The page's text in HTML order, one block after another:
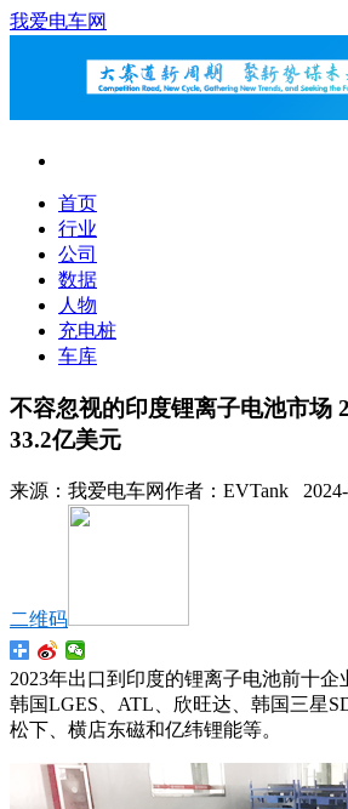
我爱电车网
首页
行业
公司
数据
人物
充电桩
车库
不容忽视的印度锂离子电池市场
33.2亿美元
来源： 我爱电车网作者： EVTank
二维码
2023年出口到印度的锂离子电池前十企
韩国LGES、ATL、欣旺达、韩国三星
松下、横店东磁和亿纬锂能等。